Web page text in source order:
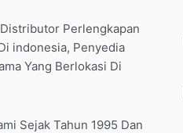
Perlengkapan
indonesia, Penyedia
Yang Berlokasi Di
Sejak Tahun 1995 Dan